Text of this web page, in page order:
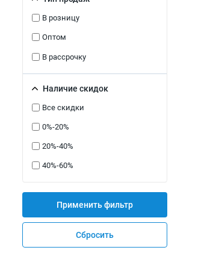
В розницу
Оптом
В рассрочку
Наличие скидок
Все скидки
0%-20%
20%-40%
40%-60%
Применить фильтр
Сбросить